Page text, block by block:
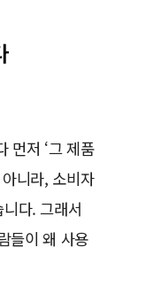
먼저 ‘그 제품
니라, 소비자
다. 그래서
들이 왜 사용